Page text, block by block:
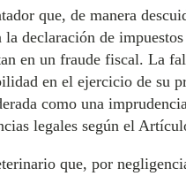
que, de manera
la declaración de
en un fraude fiscal. La
en el ejercicio de su
como una
legales según el
que, por